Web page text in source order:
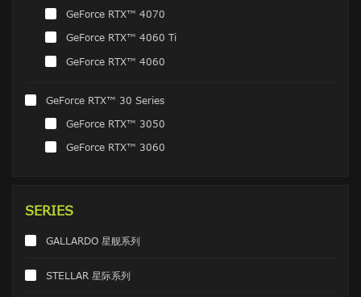
GeForce RTX™ 4070
GeForce RTX™ 4060 Ti
GeForce RTX™ 4060
GeForce RTX™ 30 Series
GeForce RTX™ 3050
GeForce RTX™ 3060
SERIES
GALLARDO 星舰系列
STELLAR 星际系列